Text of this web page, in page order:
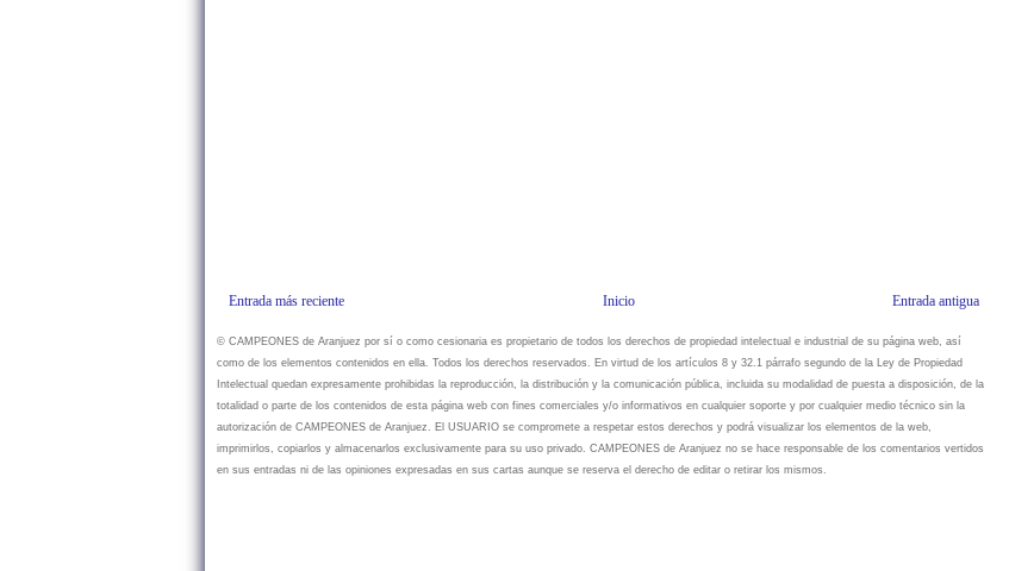
Entrada más reciente Entrada antigua
Inicio
© CAMPEONES de Aranjuez por sí o como cesionaria es propietario de todos los derechos de propiedad intelectual e industrial de su página web, así
como de los elementos contenidos en ella. Todos los derechos reservados. En virtud de los artículos 8 y 32.1 párrafo segundo de la Ley de Propiedad
Intelectual quedan expresamente prohibidas la reproducción, la distribución y la comunicación pública, incluida su modalidad de puesta a disposición, de la
totalidad o parte de los contenidos de esta página web con fines comerciales y/o informativos en cualquier soporte y por cualquier medio técnico sin la
autorización de CAMPEONES de Aranjuez. El USUARIO se compromete a respetar estos derechos y podrá visualizar los elementos de la web,
imprimirlos, copiarlos y almacenarlos exclusivamente para su uso privado. CAMPEONES de Aranjuez no se hace responsable de los comentarios vertidos
en sus entradas ni de las opiniones expresadas en sus cartas aunque se reserva el derecho de editar o retirar los mismos.